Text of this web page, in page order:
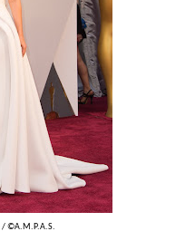
/ ©A.M.P.A.S.